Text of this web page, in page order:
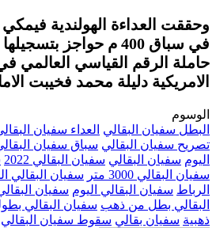
وحققت العداءة الهولندية فيمكي
حاملة الرقم القياسي العالمي
الامريكية دليلة محمد فخيبت
الوسوم
البطل سفيان البقالي العداء سفيان
تصريح سفيان البقالي سباق سفيان
اليوم سفيان البقالي سفيان البقالي 2022
سفيان البقالي 3000 متر
سفيان البقالي
الرباط سفيان البقالي اليوم سفيان
البقالي بطل من ذهب سفيان البقالي
ذهبية سفيان بقالي سقوط سفيان البقالي